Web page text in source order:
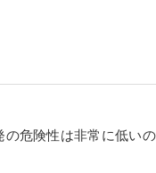
危険性は非常に低い